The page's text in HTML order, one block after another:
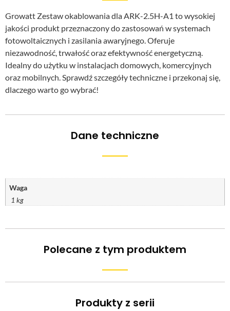
Growatt Zestaw okablowania dla ARK-2.5H-A1 to wysokiej
jakości produkt przeznaczony do zastosowań w systemach
fotowoltaicznych i zasilania awaryjnego. Oferuje
niezawodność, trwałość oraz efektywność energetyczną.
Idealny do użytku w instalacjach domowych, komercyjnych
oraz mobilnych. Sprawdź szczegóły techniczne i przekonaj się,
dlaczego warto go wybrać!
Dane techniczne
Waga
1 kg
Polecane z tym produktem
Produkty z serii